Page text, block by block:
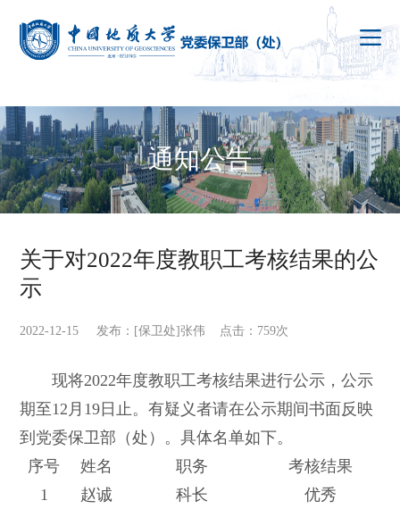
通知公告
关于对2022年度教职工考核结果的公
示
2022-12-15 发布：[保卫处]张伟 点击： 759次
现将2022年度教职工考核结果进行公示，公示
期至12 月 19日止。有疑义者请在公示期间书面反映
到党委保卫部（处）。具体名单如下。
序号
姓名 职务
考核结果
1
赵诚 科长
优秀